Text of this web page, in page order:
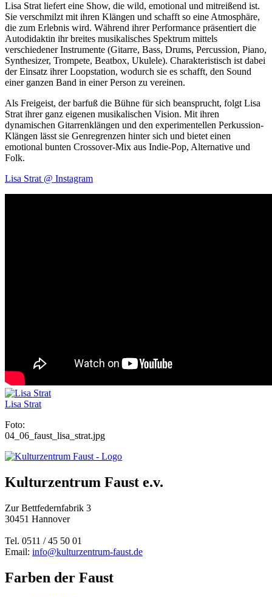
Lisa Strat liefert eine Show, die wild, emotional und mitreißend ist.
Sie verschmilzt mit ihren Klängen und schafft so eine Atmosphäre,
die zum Erlebnis wird. Während ihrer Performance präsentiert die
Autodidaktin ihr breites musikalisches Spektrum mittels
verschiedener Instrumente (Gitarre, Bass, Drums, Percussion, Piano,
Synthesizer, Trompete, Beatbox, Ukulele). Charakteristisch ist dabei
der Einsatz ihrer Loopstation, wodurch sie es schafft, den Sound
einer ganzen Band in einer Person zu vereinen.
Als Freigeist, der barfuß die Bühne für sich beansprucht, folgt Lisa
Strat ihrer ganz eigenen musikalischen Vision. Mit ihren
dynamischen Gitarrenklängen und den experimentellen Perkussion-
Klängen lässt sie Genregrenzen hinter sich und bietet einen
emotional bunten Crossover-Mix aus Indie-Pop, Alternative und
Folk.
Lisa Strat @ Instagram
Lisa Strat
Foto:
04_06_faust_lisa_strat.jpg
Kulturzentrum Faust e.v.
Zur Bettfedernfabrik 3
30451 Hannover
Tel. 0511 / 45 50 01
Email: info@kulturzentrum-faust.de
Farben der Faust